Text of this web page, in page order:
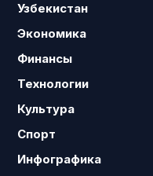
Узбекистан
Экономика
Финансы
Технологии
Культура
Спорт
Инфографика